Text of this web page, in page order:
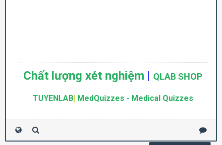
Chất lượng xét nghiệm | QLAB SHOP
TUYENLAB| MedQuizzes - Medical Quizzes